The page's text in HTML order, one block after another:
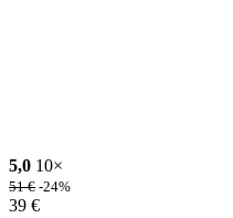
5,0 10×
51€ -24%
39 €